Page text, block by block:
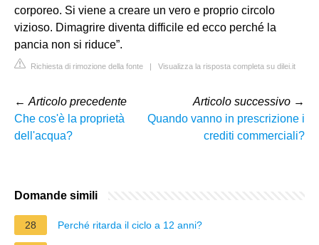
corporeo. Si viene a creare un vero e proprio circolo
vizioso. Dimagrire diventa difficile ed ecco perché la
pancia non si riduce”.
Richiesta di rimozione della fonte | Visualizza la risposta completa su dilei.it
← Articolo precedente
Che cos'è la proprietà
dell'acqua?
Articolo successivo →
Quando vanno in prescrizione i
crediti commerciali?
Domande simili
28 Perché ritarda il ciclo a 12 anni?